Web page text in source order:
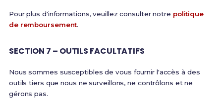
Pour plus d'informations, veuillez consulter notre politique
de remboursement.
SECTION 7 – OUTILS FACULTATIFS
Nous sommes susceptibles de vous fournir l'accès à des
outils tiers que nous ne surveillons, ne contrôlons et ne
gérons pas.